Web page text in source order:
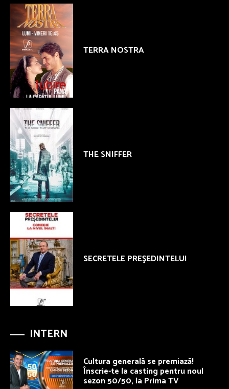
TERRA NOSTRA
THE SNIFFER
SECRETELE PREŞEDINTELUI
INTERN
Cultura generală se premiază!
Înscrie-te la casting pentru noul
sezon 50/50, la Prima TV